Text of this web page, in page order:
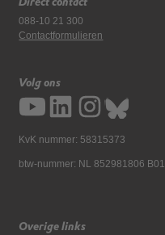
088-10 21 300
Contactformulieren
Volg ons
KvK nummer: 58315373
btw-nummer: NL 852981806 B01
Overige links